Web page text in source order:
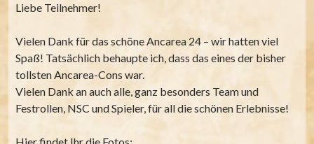
Liebe Teilnehmer!
Vielen Dank für das schöne Ancarea 24 – wir hatten viel
Spaß! Tatsächlich behaupte ich, dass das eines der bisher
tollsten Ancarea-Cons war.
Vielen Dank an auch alle, ganz besonders Team und
Festrollen, NSC und Spieler, für all die schönen Erlebnisse!